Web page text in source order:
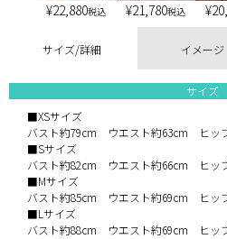
¥22,880税込 ¥21,780税込 ¥
サイズ/詳細 イメージ
サイズ
■XSサイズ
バスト約79cm ウエスト約63cm ヒッ
■Sサイズ
バスト約82cm ウエスト約66cm ヒッ
■Mサイズ
バスト約85cm ウエスト約69cm ヒッ
■Lサイズ
バスト約88cm ウエスト約69cm ヒッ